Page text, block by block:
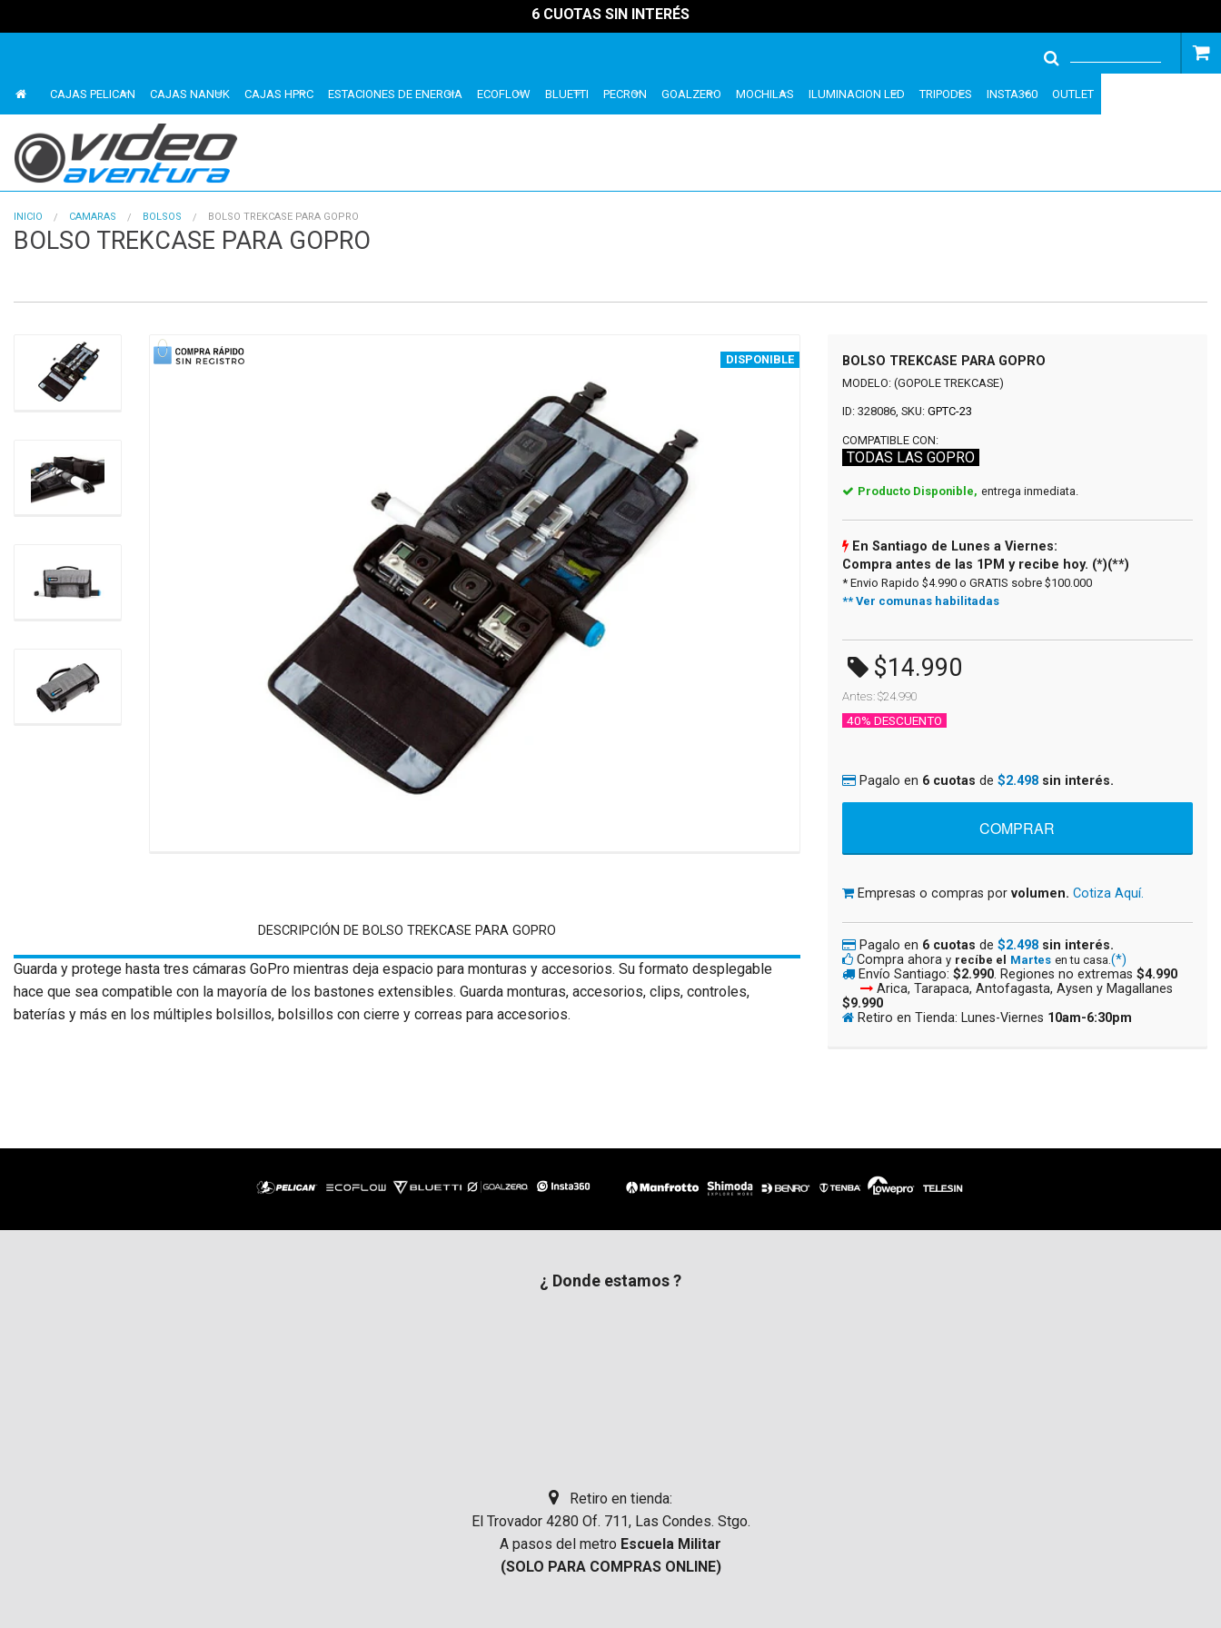
6 CUOTAS SIN INTERÉS
CAJAS PELICAN CAJAS NANUK CAJAS HPRC ESTACIONES DE ENERGIA ECOFLOW BLUETTI PECRON GOALZERO MOCHILAS ILUMINACION LED TRIPODES INSTA360 OUTLET
INICIO CAMARAS BOLSOS BOLSO TREKCASE PARA GOPRO
BOLSO TREKCASE PARA GOPRO
DISPONIBLE
1 of 4
DESCRIPCIÓN DE BOLSO TREKCASE PARA GOPRO
Guarda y protege hasta tres cámaras GoPro mientras deja espacio para monturas y accesorios. Su formato desplegable
hace que sea compatible con la mayoría de los bastones extensibles. Guarda monturas, accesorios, clips, controles,
baterías y más en los múltiples bolsillos, bolsillos con cierre y correas para accesorios.
BOLSO TREKCASE PARA GOPRO
MODELO: (GOPOLE TREKCASE)
ID: 328086, SKU: GPTC-23
COMPATIBLE CON:
TODAS LAS GOPRO
Producto Disponible, entrega inmediata.
En Santiago de Lunes a Viernes:
Compra antes de las 1PM y recibe hoy. (*)(**)
* Envio Rapido $4.990 o GRATIS sobre $100.000
** Ver comunas habilitadas
$14.990
Antes: $24.990
40% DESCUENTO
Pagalo en 6 cuotas de $2.498 sin interés.
Empresas o compras por volumen. Cotiza Aquí.
Pagalo en 6 cuotas de $2.498 sin interés.
Compra ahora y recíbe el Martes en tu casa. (*)
Envío Santiago: $2.990. Regiones no extremas $4.990
Arica, Tarapaca, Antofagasta, Aysen y Magallanes
$9.990
Retiro en Tienda: Lunes-Viernes 10am-6:30pm
¿ Donde estamos ?
Retiro en tienda:
El Trovador 4280 Of. 711, Las Condes. Stgo.
A pasos del metro Escuela Militar
(SOLO PARA COMPRAS ONLINE)